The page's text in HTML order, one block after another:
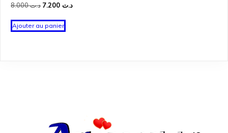
د.ت8.000
Le
initial
était :
د.تLe
Ajouter au panier